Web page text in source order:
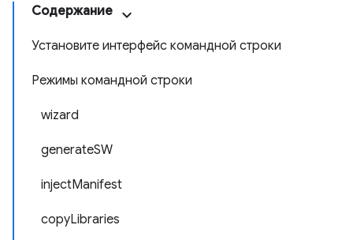
Содержание
Установите интерфейс командной строки
Режимы командной строки
wizard
generateSW
injectManifest
copyLibraries